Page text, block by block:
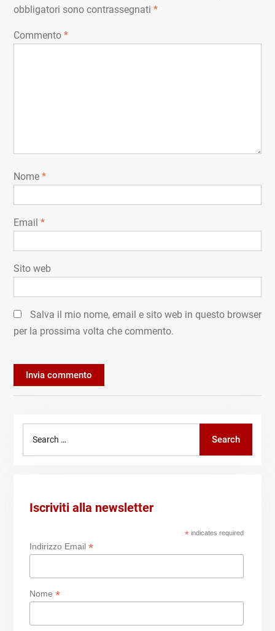
obbligatori sono contrassegnati *
Commento *
Nome *
Email *
Sito web
Salva il mio nome, email e sito web in questo browser
per la prossima volta che commento.
Search
Iscriviti alla newsletter
*indicates required
Indirizzo Email *
Nome *